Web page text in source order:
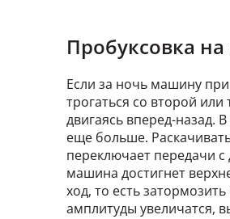
Пробуксовка на
Если за ночь машину
трогаться со второй
двигаясь вперед-назад.
еще больше.
переключает передачи
машина достигнет
ход, то есть
амплитуды увеличатся,